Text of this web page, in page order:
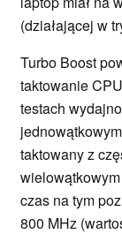
(działającej w
Turbo Boost
taktowanie
testach
taktowany z
czas na tym
800 MHz